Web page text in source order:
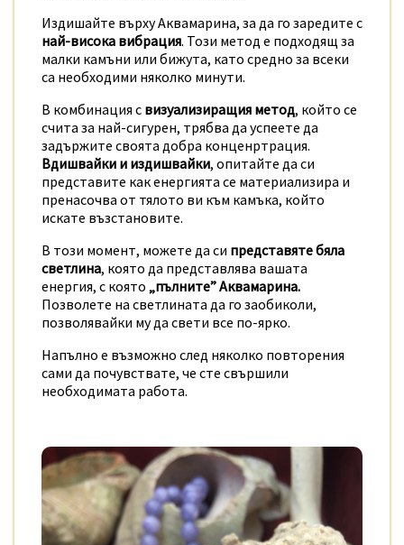
Издишайте върху Аквамарина, за да го заредите с
най-висока вибрация. Този метод е подходящ за
малки камъни или бижута, като средно за всеки
са необходими няколко минути.
В комбинация с визуализиращия метод, който се
счита за най-сигурен, трябва да успеете да
задържите своята добра конценртрация.
Вдишвайки и издишвайки, опитайте да си
представите как енергията се материализира и
пренасочва от тялото ви към камъка, който
искате възстановите.
В този момент, можете да си представяте бяла
светлина, която да представлява вашата
енергия, с която „пълните” Аквамарина.
Позволете на светлината да го заобиколи,
позволявайки му да свети все по-ярко.
Напълно е възможно след няколко повторения
сами да почувствате, че сте свършили
необходимата работа.